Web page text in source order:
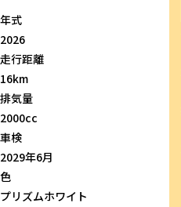
年式
2026
走行距離
16km
排気量
2000cc
車検
2029年6月
色
プリズムホワイト